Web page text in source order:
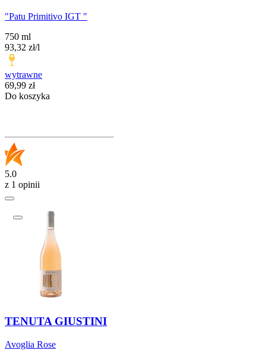
"Patu Primitivo IGT "
750 ml
93,32 zł/l
wytrawne
Cena
69,99 zł
Do koszyka
5.0
z 1 opinii
TENUTA GIUSTINI
Avoglia Rose